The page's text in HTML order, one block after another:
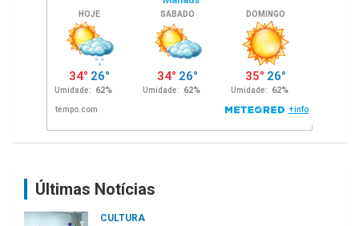
Últimas Notícias
CULTURA